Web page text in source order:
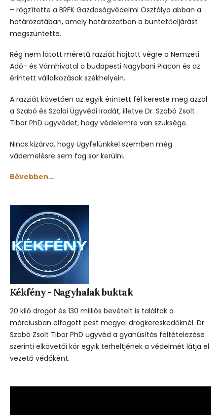
– rögzítette a BRFK Gazdaságvédelmi Osztálya abban a
határozatában, amely határozatban a büntetőeljárást
megszüntette.
Rég nem látott méretű razziát hajtott végre a Nemzeti
Adó- és Vámhivatal a budapesti Nagybani Piacon és az
érintett vállalkozások székhelyein.
A razziát követően az egyik érintett fél kereste meg azzal
a Szabó és Szalai Ügyvédi Irodát, illetve Dr. Szabó Zsolt
Tibor PhD ügyvédet, hogy védelemre van szüksége.
Nincs kizárva, hogy Ügyfelünkkel szemben még
vádemelésre sem fog sor kerülni.
Bővebben…
Kékfény - Nagyhalak buktak
20 kiló drogot és 130 milliós bevételt is találtak a
márciusban elfogott pest megyei drogkereskedőknél. Dr.
Szabó Zsolt Tibor PhD ügyvéd a gyanúsítás feltételezése
szerinti elkövetői kör egyik terheltjének a védelmét látja el
vezető védőként.